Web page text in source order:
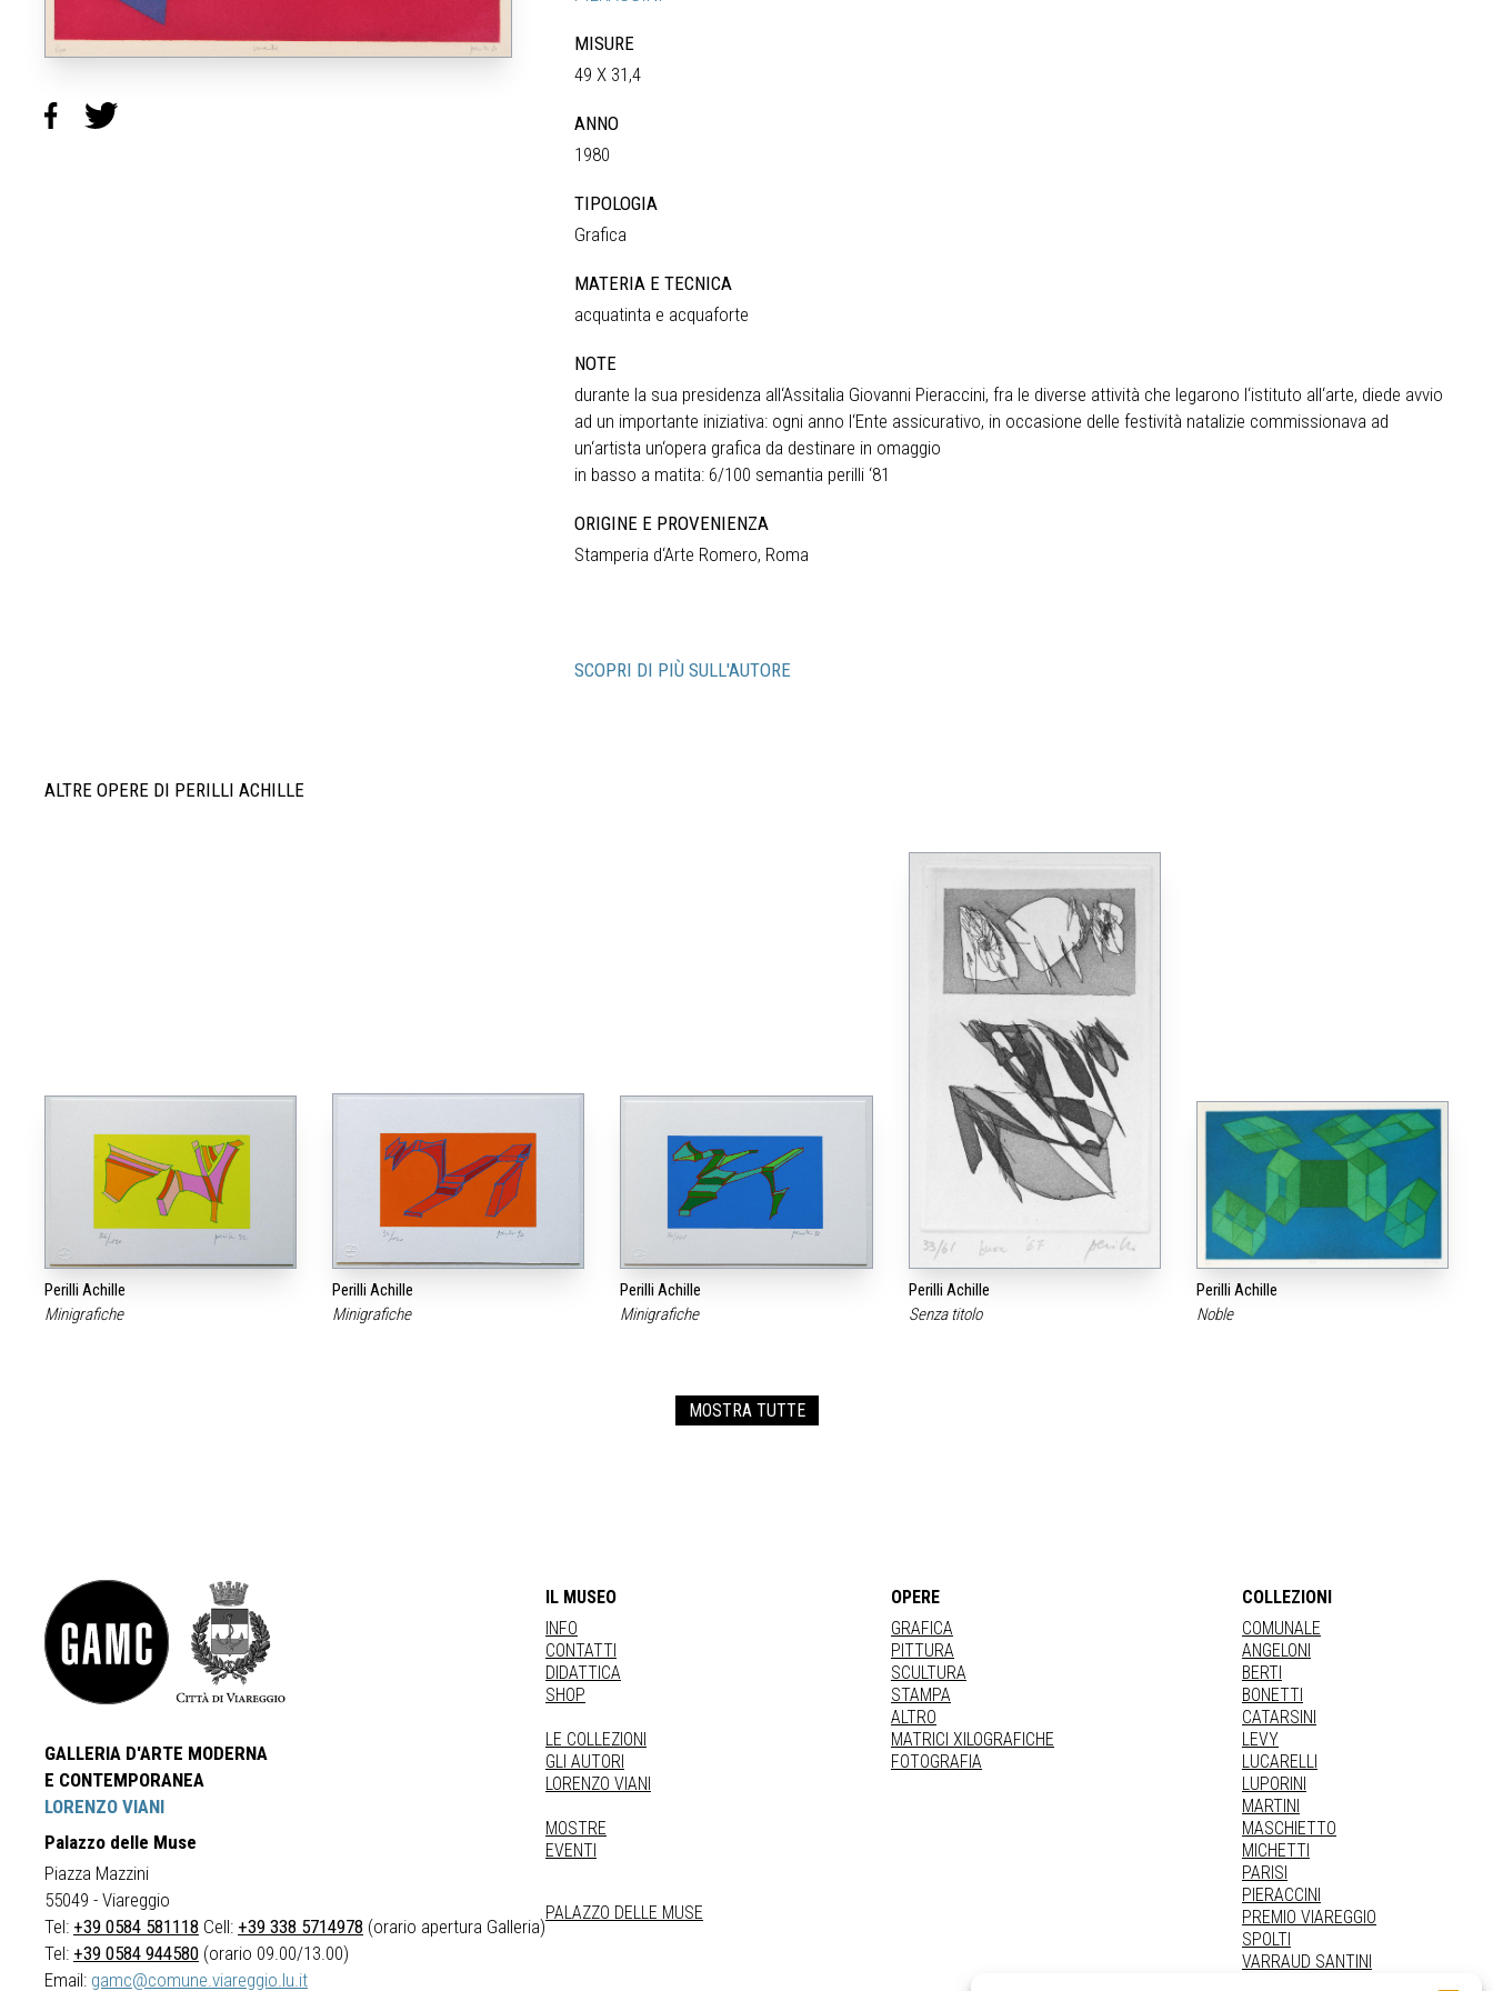
MISURE
49 X 31,4
ANNO
1980
TIPOLOGIA
Grafica
MATERIA E TECNICA
acquatinta e acquaforte
NOTE
durante la sua presidenza all‘Assitalia Giovanni Pieraccini, fra le diverse attività che legarono l‘istituto all‘arte, diede avvio
ad un importante iniziativa: ogni anno l‘Ente assicurativo, in occasione delle festività natalizie commissionava ad
un‘artista un‘opera grafica da destinare in omaggio
in basso a matita: 6/100 semantia perilli ‘81
ORIGINE E PROVENIENZA
Stamperia d‘Arte Romero, Roma
SCOPRI DI PIÙ SULL'AUTORE
ALTRE OPERE DI PERILLI ACHILLE
Perilli Achille
Minigrafiche
Perilli Achille
Minigrafiche
Perilli Achille
Minigrafiche
Perilli Achille
Senza titolo
Perilli Achille
Noble
MOSTRA TUTTE
GALLERIA D'ARTE MODERNA
E CONTEMPORANEA
LORENZO VIANI
Palazzo delle Muse
Piazza Mazzini
55049 - Viareggio
Tel: +39 0584 581118 Cell: +39 338 5714978 (orario apertura Galleria)
Tel: +39 0584 944580 (orario 09.00/13.00)
Email: gamc@comune.viareggio.lu.it
IL MUSEO
INFO
CONTATTI
DIDATTICA
SHOP
LE COLLEZIONI
GLI AUTORI
LORENZO VIANI
MOSTRE
EVENTI
PALAZZO DELLE MUSE
OPERE
GRAFICA
PITTURA
SCULTURA
STAMPA
ALTRO
MATRICI XILOGRAFICHE
FOTOGRAFIA
COLLEZIONI
COMUNALE
ANGELONI
BERTI
BONETTI
CATARSINI
LEVY
LUCARELLI
LUPORINI
MARTINI
MASCHIETTO
MICHETTI
PARISI
PIERACCINI
PREMIO VIAREGGIO
SPOLTI
VARRAUD SANTINI